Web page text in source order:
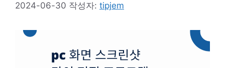
2024-06-30 작성자: tipjem